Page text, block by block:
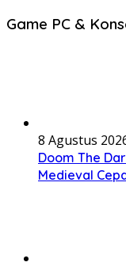
Game PC &
8 Agustus
Doom The
Medieval